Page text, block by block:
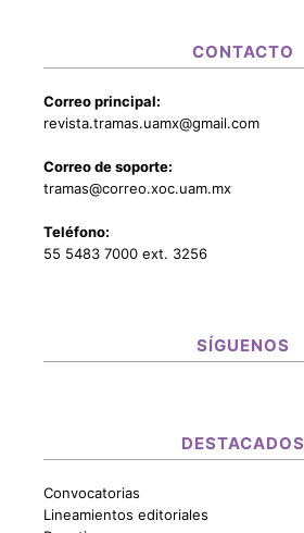
CONTACTO
Correo principal:
revista.tramas.uamx@gmail.com
Correo de soporte:
tramas@correo.xoc.uam.mx
Teléfono:
55 5483 7000 ext. 3256
SÍGUENOS
DESTACADOS
Convocatorias
Lineamientos editoriales